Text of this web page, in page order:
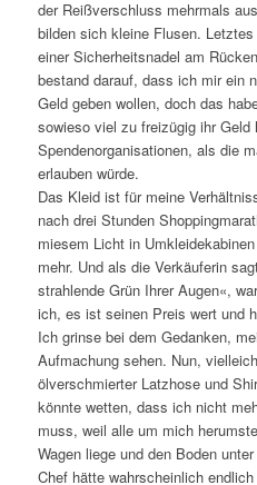
der Reißverschluss mehrmals
bilden sich kleine Flusen.
einer Sicherheitsnadel am
bestand darauf, dass ich mir ein
Geld geben wollen, doch das
sowieso viel zu freizügig ihr
Spendenorganisationen, als die
erlauben würde.
Das Kleid ist für meine
nach drei Stunden
miesem Licht in
mehr. Und als die Verkäuferin
strahlende Grün Ihrer Augen«,
ich, es ist seinen Preis wert und
Ich grinse bei dem Gedanken,
Aufmachung sehen. Nun,
ölverschmierter Latzhose und
könnte wetten, dass ich nicht
muss, weil alle um mich
Wagen liege und den Boden
Chef hätte wahrscheinlich